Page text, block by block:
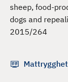
sheep, food-
dogs and
2015/264
Mattrygghet